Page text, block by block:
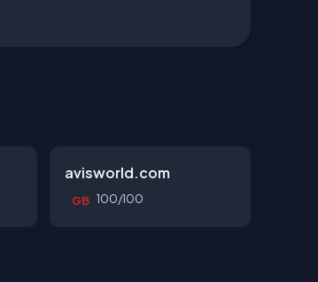
avisworld.com
GB 100/100